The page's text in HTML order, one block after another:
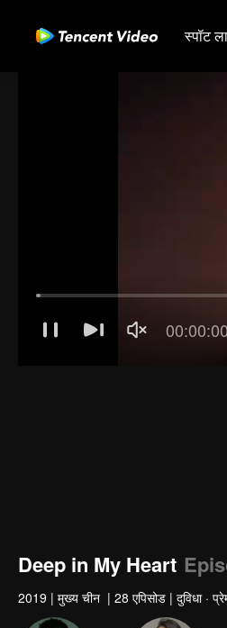
स्पॉट
Deep in My Heart
2019 | मुख्य चीन | 28 एपिसोड | दुविधा ·